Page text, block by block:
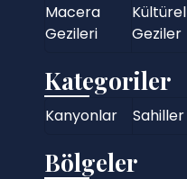
Macera
Gezileri
Kültürel
Geziler
Kategoriler
Kanyonlar Sahiller
Bölgeler